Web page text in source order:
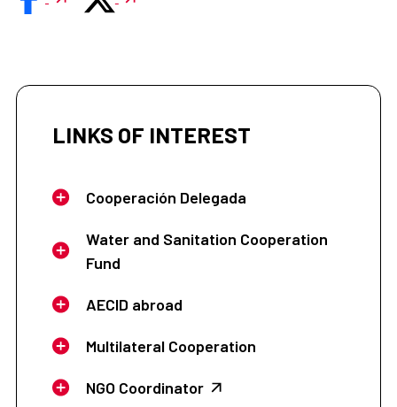
LINKS OF INTEREST
Cooperación Delegada
Water and Sanitation Cooperation
Fund
AECID abroad
Multilateral Cooperation
NGO Coordinator